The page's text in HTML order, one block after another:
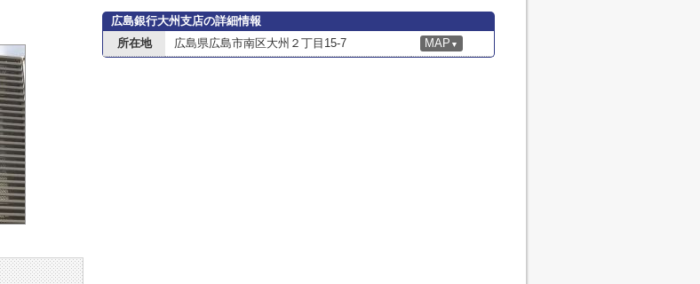
広島銀行大州支店の詳細情報
所在地
広島県広島市南区大州２丁目15-7 MAP ▼